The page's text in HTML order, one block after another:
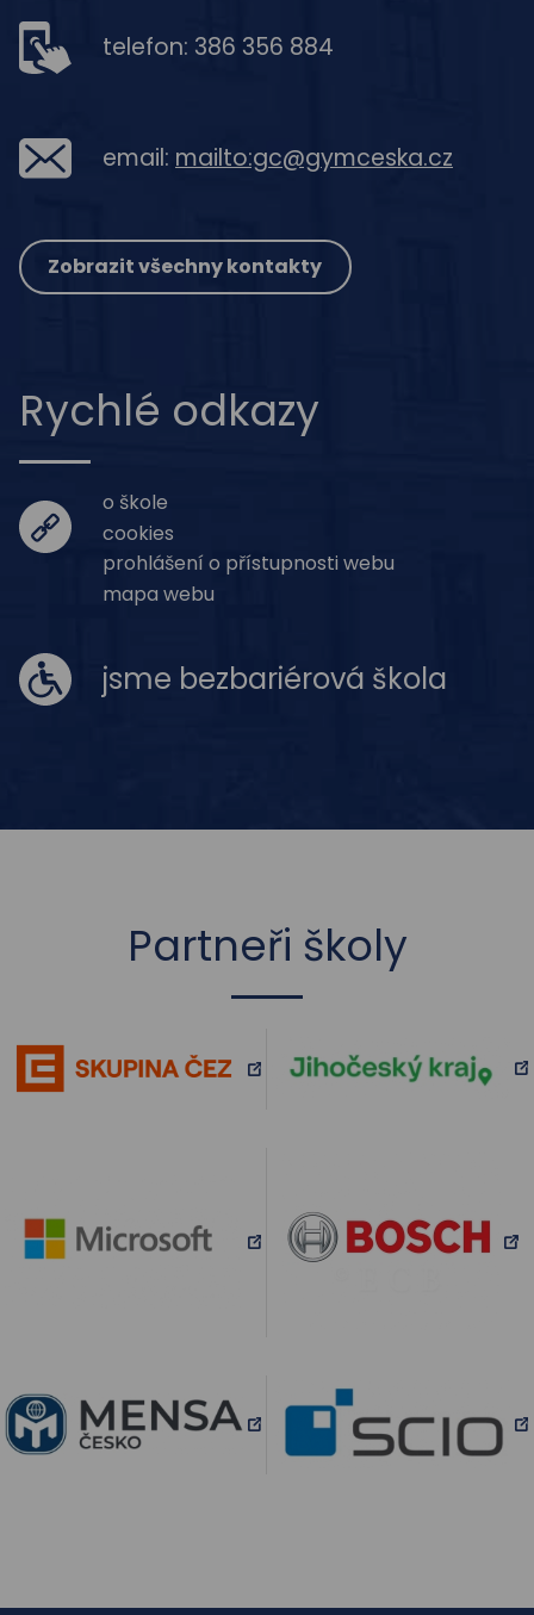
telefon: 386 356 884
email: mailto:gc@gymceska.cz
Zobrazit všechny kontakty
Rychlé odkazy
o škole
cookies
prohlášení o přístupnosti webu
mapa webu
jsme bezbariérová škola
Partneři školy